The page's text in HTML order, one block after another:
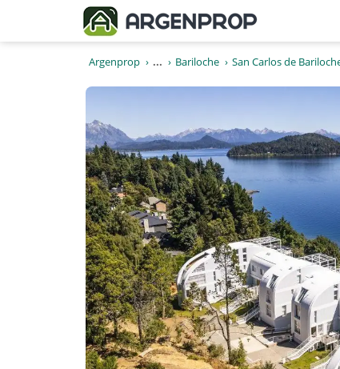
Argenprop ... Bariloche San Carlos de